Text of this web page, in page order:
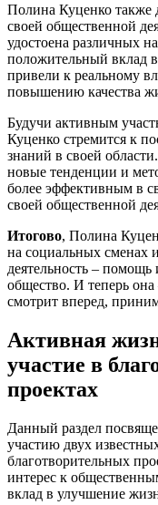
Полина Куценко также
своей общественной
удостоена различных
положительный вклад
привели к реальному
повышению качества
Будучи активным
Куценко стремится к
знаний в своей
новые тенденции и
более эффективным в
своей общественной
Итогово, Полина
на социальных сменах
деятельность –
общество. И теперь
смотрит вперед,
Активная
участие в
проектах
Данный раздел
участию двух
благотворительных
интерес к
вклад в улучшение